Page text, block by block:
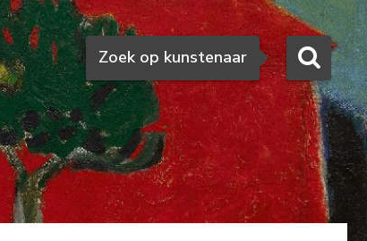
Zoeken
Zoek op kunstenaar